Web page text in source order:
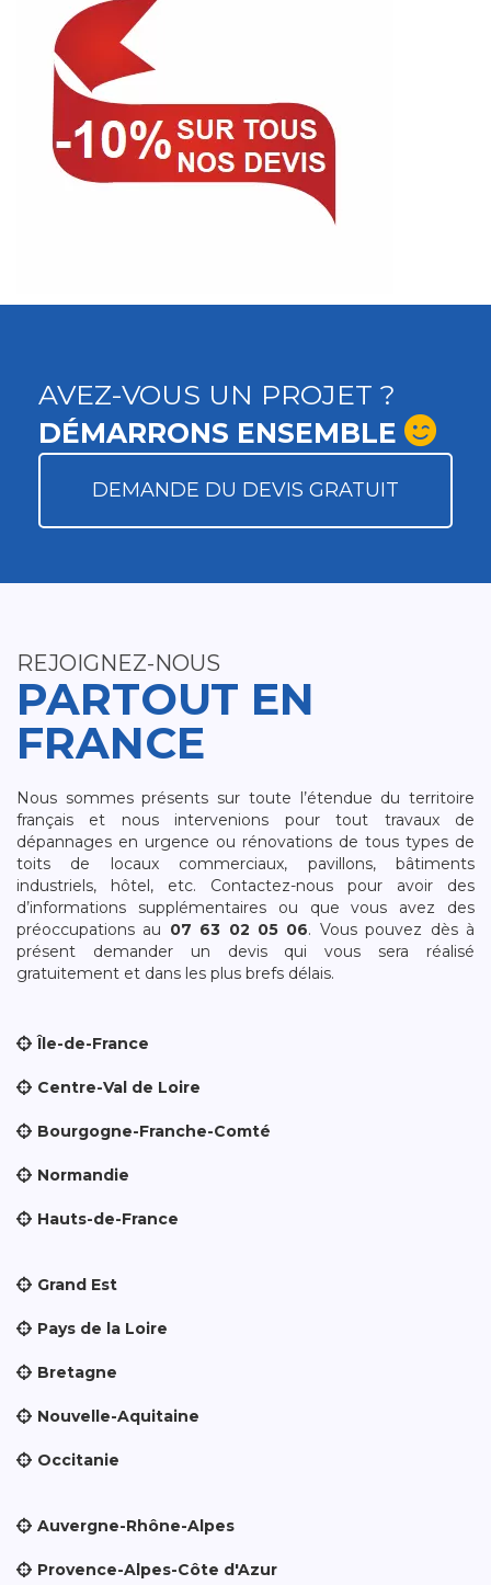
AVEZ-VOUS UN PROJET ?
DÉMARRONS ENSEMBLE
DEMANDE DU DEVIS GRATUIT
REJOIGNEZ-NOUS
PARTOUT EN
FRANCE
Nous sommes présents sur toute l’étendue du territoire
français et nous intervenions pour tout travaux de
dépannages en urgence ou rénovations de tous types de
toits de locaux commerciaux, pavillons, bâtiments
industriels, hôtel, etc. Contactez-nous pour avoir des
d’informations supplémentaires ou que vous avez des
préoccupations au 07 63 02 05 06. Vous pouvez dès à
présent demander un devis qui vous sera réalisé
gratuitement et dans les plus brefs délais.
Île-de-France
Centre-Val de Loire
Bourgogne-Franche-Comté
Normandie
Hauts-de-France
Grand Est
Pays de la Loire
Bretagne
Nouvelle-Aquitaine
Occitanie
Auvergne-Rhône-Alpes
Provence-Alpes-Côte d'Azur